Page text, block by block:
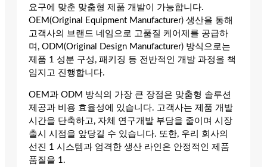
요구에 맞춘 맞춤형 제품 개발이 가능합니다.
OEM(Original Equipment Manufacturer) 생산을 통해
고객사의 브랜드 네임으로 고품질 케어제를 공급하
며, ODM(Original Design Manufacturer) 방식으로는
제품 1 성분 구성, 패키징 등 전반적인 개발 과정을 책
임지고 진행합니다.
OEM과 ODM 방식의 가장 큰 장점은 맞춤형 솔루션
제공과 비용 효율성에 있습니다. 고객사는 제품 개발
시간을 단축하고, 자체 연구개발 부담을 줄이며 시장
출시 시점을 앞당길 수 있습니다. 또한, 우리 회사의
선진 1 시스템과 엄격한 생산 라인은 안정적인 제품
품질을 1.